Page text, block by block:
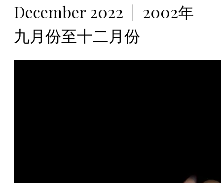
December 2022 | 2002年
九月份至十二月份